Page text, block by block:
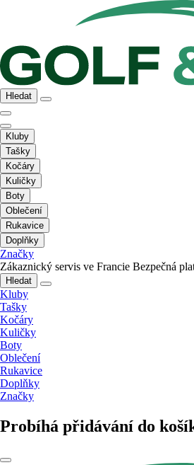
Hledat
Kluby
Tašky
Kočáry
Kuličky
Boty
Oblečení
Rukavice
Doplňky
Značky
Zákaznický servis ve Francie Bezpečná
Hledat
Kluby
Tašky
Kočáry
Kuličky
Boty
Oblečení
Rukavice
Doplňky
Značky
Probíhá přidávání do